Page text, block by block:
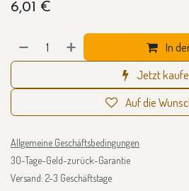
6,01 €
In
Jetzt
Auf die
Allgemeine Geschäftsbedingungen
30-Tage-Geld-zurück-Garantie
Versand: 2-3 Geschäftstage